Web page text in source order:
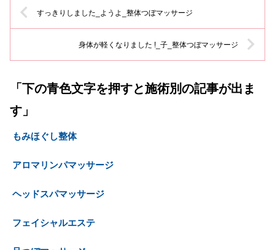
すっきりしました_ようよ_整体つぼマッサージ
身体が軽くなりました !_子_整体つぼマッサージ
「下の青色文字を押すと施術別の記事が出ま
す」
もみほぐし整体
アロマリンパマッサージ
ヘッドスパマッサージ
フェイシャルエステ